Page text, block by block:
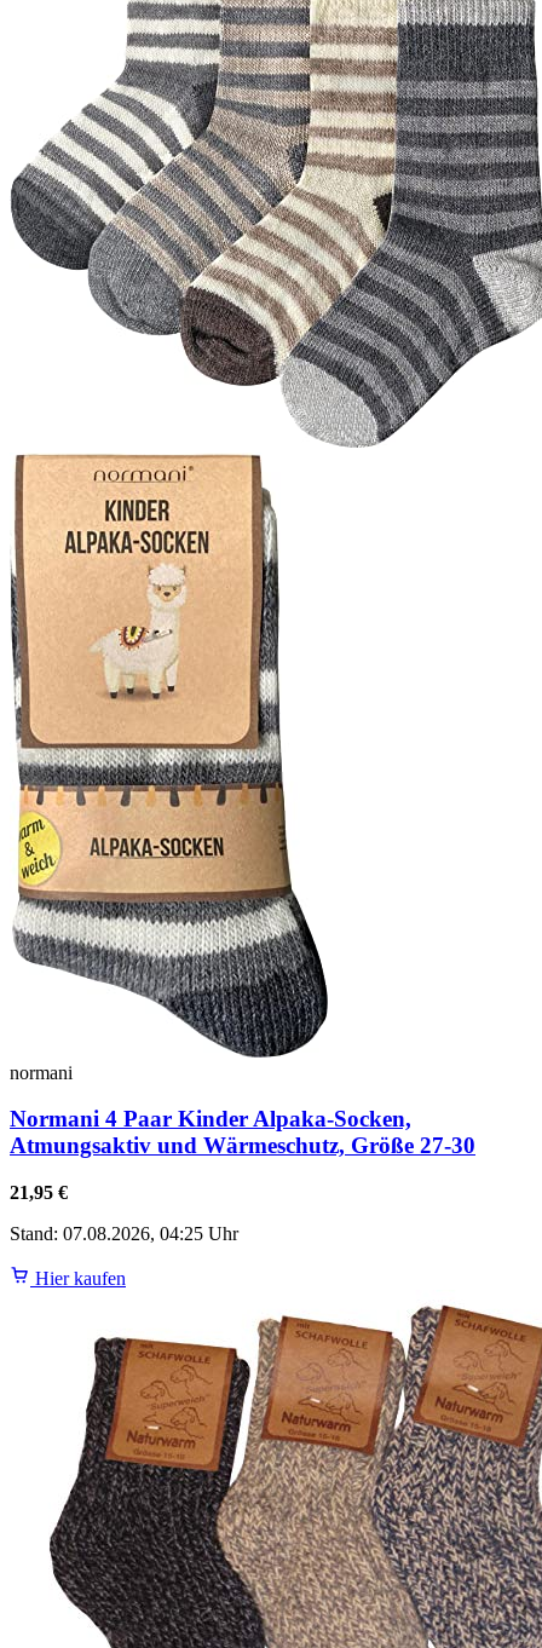
normani
Normani 4 Paar Kinder Alpaka-Socken,
Atmungsaktiv und Wärmeschutz, Größe 27-30
21,95 €
Stand: 07.08.2026, 04:25 Uhr
Hier kaufen